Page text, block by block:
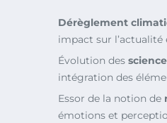
Dérèglement
impact sur l’actualité
Évolution des
intégration des
Essor de la notion de
émotions et